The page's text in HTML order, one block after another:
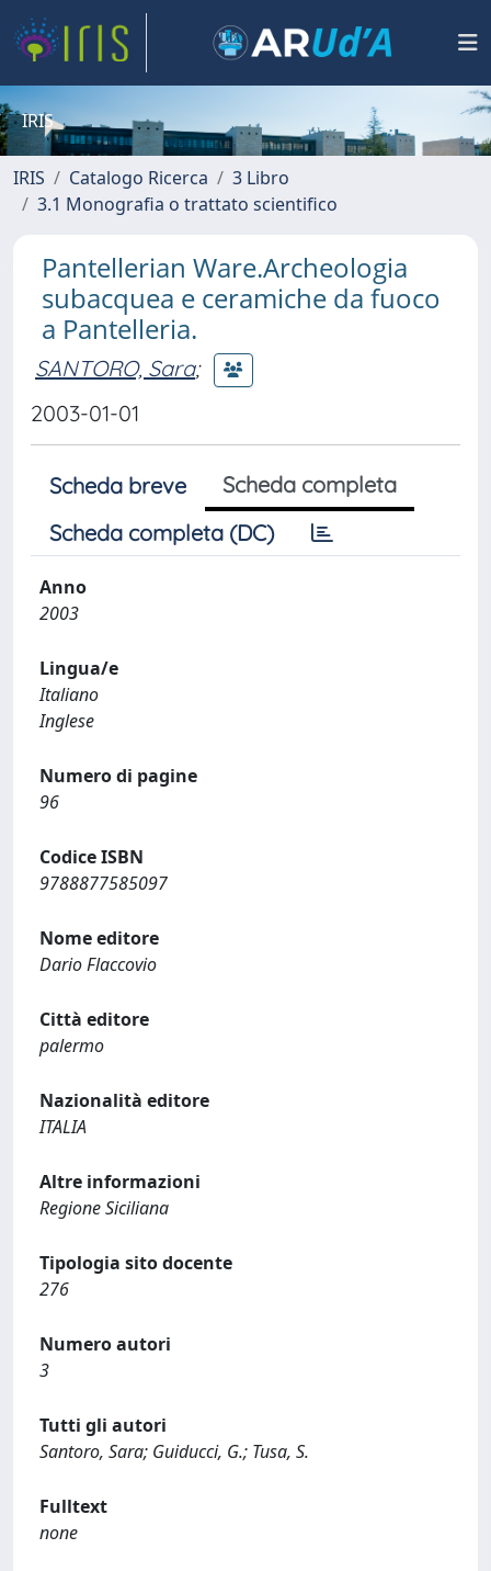
IRIS
IRIS Catalogo Ricerca
3 Libro
3.1 Monografia o trattato scientifico
Pantellerian Ware.Archeologia
subacquea e ceramiche da fuoco
a Pantelleria.
SANTORO, Sara;
2003-01-01
Scheda breve
Scheda completa
Scheda completa (DC)
Anno
2003
Lingua/e
Italiano
Inglese
Numero di pagine
96
Codice ISBN
9788877585097
Nome editore
Dario Flaccovio
Città editore
palermo
Nazionalità editore
ITALIA
Altre informazioni
Regione Siciliana
Tipologia sito docente
276
Numero autori
3
Tutti gli autori
Santoro, Sara; Guiducci, G.; Tusa, S.
Fulltext
none